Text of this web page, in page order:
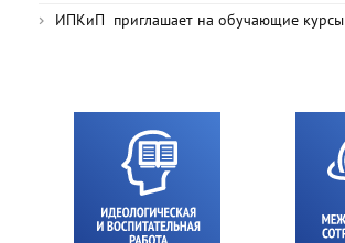
ИПКиП приглашает на обучающие курсы